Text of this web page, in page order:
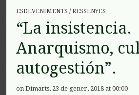
ESDEVENIMENTS /RESSENYES
“La insistencia.
Anarquismo,
autogestión”.
on Dimarts, 23 de gener, 2018 at 00:00